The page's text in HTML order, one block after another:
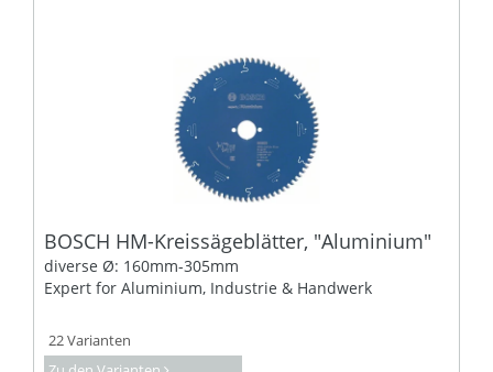
BOSCH HM-Kreissägeblätter, "Aluminium"
diverse Ø: 160mm-305mm
Expert for Aluminium, Industrie & Handwerk
22 Varianten